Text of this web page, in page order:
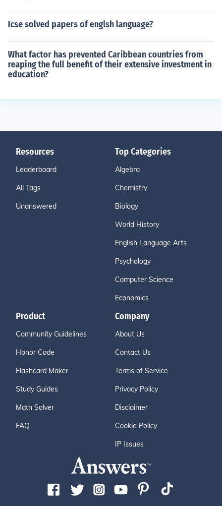
Icse solved papers of englsh language?
What factor has prevented Caribbean countries from
reaping the full benefit of their extensive investment in
education?
Resources
Leaderboard
All Tags
Unanswered
Top Categories
Algebra
Chemistry
Biology
World History
English Language Arts
Psychology
Computer Science
Economics
Product
Community Guidelines
Honor Code
Flashcard Maker
Study Guides
Math Solver
FAQ
Company
About Us
Contact Us
Terms of Service
Privacy Policy
Disclaimer
Cookie Policy
IP Issues